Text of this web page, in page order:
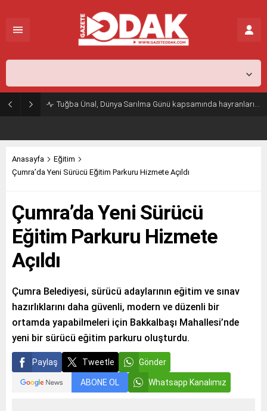
Tuğba Ünal, Dünya Sarılma Günü kapsamında hayranlarıyla buluştu
Anasayfa
Eğitim
Çumra’da Yeni Sürücü Eğitim Parkuru Hizmete Açıldı
Çumra’da Yeni Sürücü
Eğitim Parkuru Hizmete
Açıldı
Çumra Belediyesi, sürücü adaylarının eğitim ve sınav
hazırlıklarını daha güvenli, modern ve düzenli bir
ortamda yapabilmeleri için Bakkalbaşı Mahallesi’nde
yeni bir sürücü eğitim parkuru oluşturdu.
Paylaş Tweetle Gönder
ABONE OL Whatsapp Kanalımız